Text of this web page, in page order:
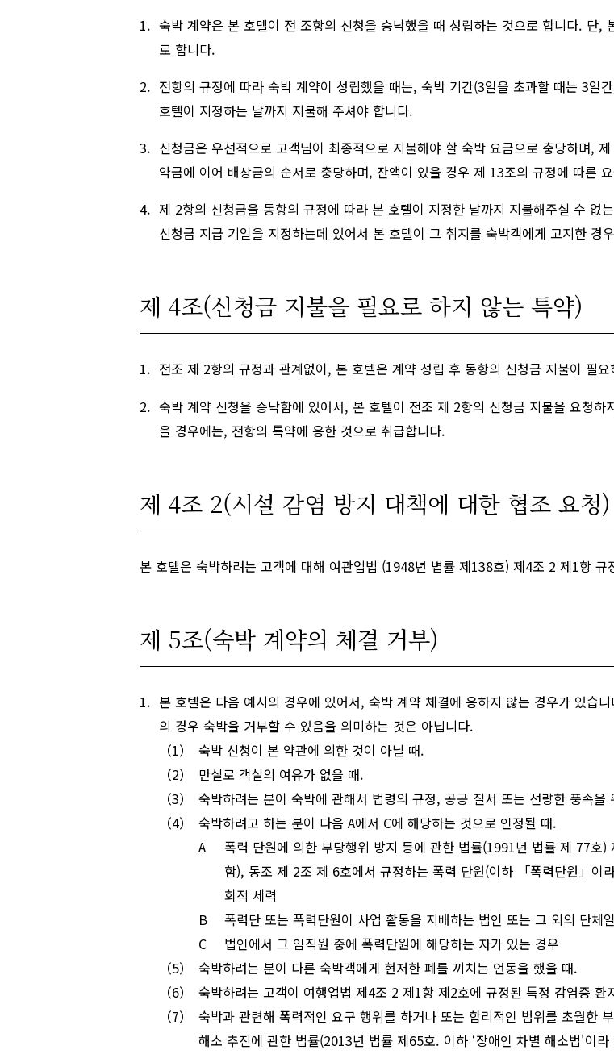
숙박 계약은 본 호텔이 전 조항의 신청을 승낙했을 때 성립하는 것으로 합니다. 단,
로 합니다.
전항의 규정에 따라 숙박 계약이 성립했을 때는, 숙박 기간(3일을 초과할 때는 3일
호텔이 지정하는 날까지 지불해 주셔야 합니다.
신청금은 우선적으로 고객님이 최종적으로 지불해야 할 숙박 요금으로 충당하며,
약금에 이어 배상금의 순서로 충당하며, 잔액이 있을 경우 제 13조의 규정에 따른
제 2항의 신청금을 동항의 규정에 따라 본 호텔이 지정한 날까지 지불해주실 수 없
신청금 지급 기일을 지정하는데 있어서 본 호텔이 그 취지를 숙박객에게 고지한 경
제 4조(신청금 지불을 필요로 하지 않는 특약)
전조 제 2항의 규정과 관계없이, 본 호텔은 계약 성립 후 동항의 신청금 지불이 필
숙박 계약 신청을 승낙함에 있어서, 본 호텔이 전조 제 2항의 신청금 지불을 요청
을 경우에는, 전항의 특약에 응한 것으로 취급합니다.
제 4조 2(시설 감염 방지 대책에 대한 협조 요청)
본 호텔은 숙박하려는 고객에 대해 여관업법 (1948년 볍률 제138호) 제4조 2 제1항
제 5조(숙박 계약의 체결 거부)
본 호텔은 다음 예시의 경우에 있어서, 숙박 계약 체결에 응하지 않는 경우가 있습
의 경우 숙박을 거부할 수 있음을 의미하는 것은 아닙니다.
숙박 신청이 본 약관에 의한 것이 아닐 때.
만실로 객실의 여유가 없을 때.
숙박하려는 분이 숙박에 관해서 법령의 규정, 공공 질서 또는 선량한 풍속
숙박하려고 하는 분이 다음 A에서 C에 해당하는 것으로 인정될 때.
폭력 단원에 의한 부당행위 방지 등에 관한 법률(1991년 법률 제 77호
함), 동조 제 2조 제 6호에서 규정하는 폭력 단원(이하 「폭력단원」
회적 세력
폭력단 또는 폭력단원이 사업 활동을 지배하는 법인 또는 그 외의 단체
법인에서 그 임직원 중에 폭력단원에 해당하는 자가 있는 경우
숙박하려는 분이 다른 숙박객에게 현저한 폐를 끼치는 언동을 했을 때.
숙박하려는 고객이 여행업법 제4조 2 제1항 제2호에 규정된 특정 감염증
숙박과 관련해 폭력적인 요구 행위를 하거나 또는 합리적인 범위를 초월한
해소 추진에 관한 법률(2013년 법률 제65호. 이하 ‘장애인 차별 해소법'이